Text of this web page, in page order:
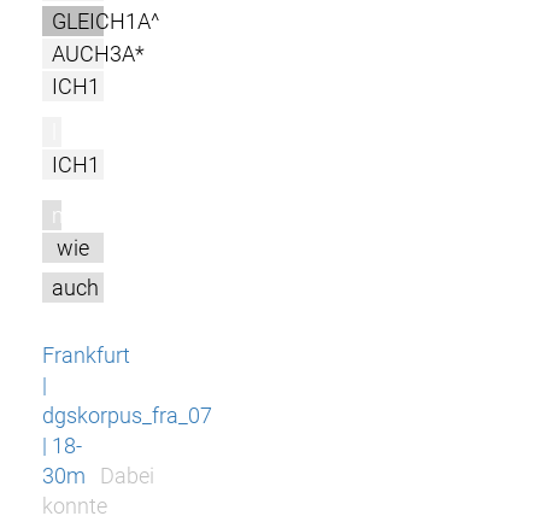
GLEICH1A^
AUCH3A*
ICH1
ICH1
m
wie
auch
Frankfurt
|
dgskorpus_fra_07
| 18-
30m
Dabei
konnte